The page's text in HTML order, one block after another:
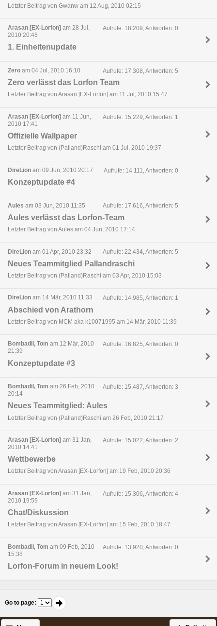
Letzter Beitrag von Gwanw am 12 Aug, 2010 02:15
Arasan [EX-Lorfon] am 28 Jul,
2010 20:48
Aufrufe: 18.209, Antworten: 0
1. Einheitenupdate
Zero am 04 Jul, 2010 16:10 Aufrufe: 17.308, Antworten: 5
Zero verlässt das Lorfon Team
Letzter Beitrag von Arasan [EX-Lorfon] am 11 Jul, 2010 15:47
Arasan [EX-Lorfon] am 11 Jun,
2010 17:41
Aufrufe: 15.229, Antworten: 1
Offizielle Wallpaper
Letzter Beitrag von (Palland)Raschi am 01 Jul, 2010 19:37
DireLion am 09 Jun, 2010 20:17 Aufrufe: 14.111, Antworten: 0
Konzeptupdate #4
Aules am 03 Jun, 2010 11:35 Aufrufe: 17.616, Antworten: 5
Aules verlässt das Lorfon-Team
Letzter Beitrag von Aules am 04 Jun, 2010 17:14
DireLion am 01 Apr, 2010 23:32 Aufrufe: 22.434, Antworten: 5
Neues Teammitglied Pallandraschi
Letzter Beitrag von (Palland)Raschi am 03 Apr, 2010 15:03
DireLion am 14 Mär, 2010 11:33 Aufrufe: 14.985, Antworten: 1
Abschied von Arathorn
Letzter Beitrag von MCM aka k10071995 am 14 Mär, 2010 11:39
Bombadil, Tom am 12 Mär, 2010
21:39
Aufrufe: 16.825, Antworten: 0
Konzeptupdate #3
Bombadil, Tom am 26 Feb, 2010
20:14
Aufrufe: 15.487, Antworten: 3
Neues Teammitglied: Aules
Letzter Beitrag von (Palland)Raschi am 26 Feb, 2010 21:17
Arasan [EX-Lorfon] am 31 Jan,
2010 14:41
Aufrufe: 15.022, Antworten: 2
Wettbewerbe
Letzter Beitrag von Arasan [EX-Lorfon] am 19 Feb, 2010 20:36
Arasan [EX-Lorfon] am 31 Jan,
2010 19:59
Aufrufe: 15.306, Antworten: 4
Chat/Diskussion
Letzter Beitrag von Arasan [EX-Lorfon] am 15 Feb, 2010 18:47
Bombadil, Tom am 09 Feb, 2010
15:38
Aufrufe: 13.920, Antworten: 0
Lorfon-Forum in neuem Look!
Go to page: